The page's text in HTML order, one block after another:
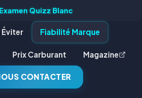
Examen Quizz Blanc
Éviter Fiabilité Marque
Prix Carburant Magazine
CONTACTER